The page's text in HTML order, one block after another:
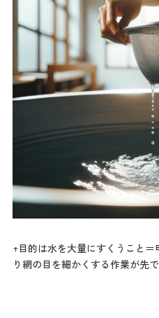
↑目的は水を大量にすくうこと
り網の目を細かくする作業が先